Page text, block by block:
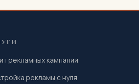
рекламных кампаний
рекламы с нуля